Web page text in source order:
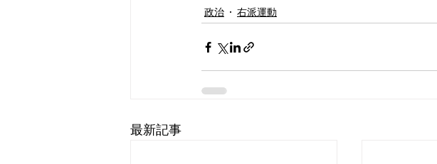
政治 右派運動
最新記事